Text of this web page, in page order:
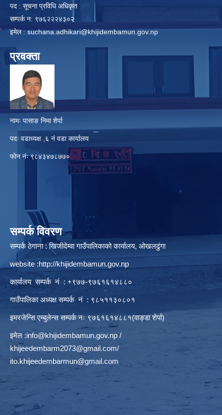
पद : सूचना प्रविधि अधिकृत
सम्पर्क न: ९७६२२२४३०२
इमेल :suchana.adhikari@khijidembamun.gov.np
प्रवक्ता
नामः पासाङ निमा शेर्पा
पदः वडाध्यक्ष ,६ नं वडा कार्यालय
फाेन नंः ९८४३४७८७७०
सम्पर्क विवरण
सम्पर्क ठेगाना : खिजीदेम्वा गाउँपालिकाको कार्यालय, ओखलढुंगा
website :http://khijidembamun.gov.np
कार्यालय सम्पर्क नं : +९७७-९७६१६१४८८०
गाउँपालिका अध्यक्ष सम्पर्क नं : ९८५११३०८०१
इमरजेन्सि एम्बुलेन्स सम्पर्क न‌ः ९७६१६१४८८१(वाङ्डा शेर्पा)
इमेल :info@khijidembamun.gov.np /
khijeedembarm2073@gmail.com/
ito.khijeedembarmun@gmail.com